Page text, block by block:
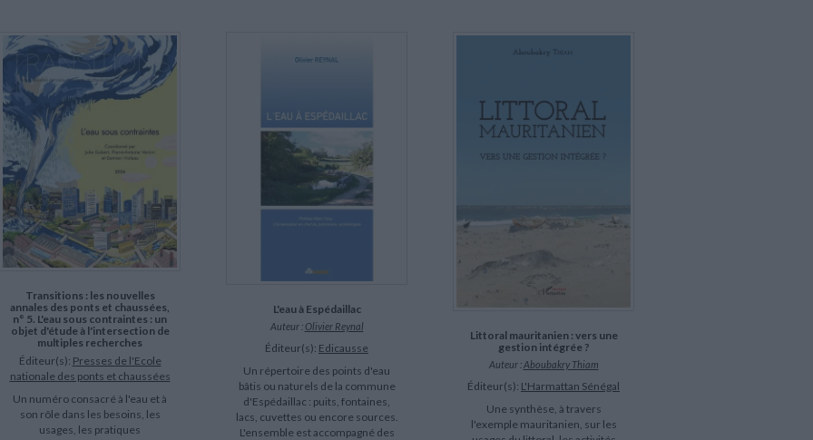
Transitions : les nouvelles
annales des ponts et chaussées,
n° 5. L'eau sous contraintes : un
objet d'étude à l'intersection de
multiples recherches
Éditeur(s): Presses de l'Ecole
nationale des ponts et chaussées
Un numéro consacré à l'eau et à
son rôle dans les besoins, les
usages, les pratiques
L'eau à Espédaillac
Auteur : Olivier Reynal
Éditeur(s): Edicausse
Un répertoire des points d'eau
bâtis ou naturels de la commune
d'Espédaillac : puits, fontaines,
lacs, cuvettes ou encore sources.
L'ensemble est accompagné des
Littoral mauritanien : vers une
gestion intégrée ?
Auteur :Aboubakry Thiam
Éditeur(s): L'Harmattan Sénégal
Une synthèse, à travers
l'exemple mauritanien, sur les